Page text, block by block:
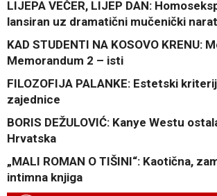
LIJEPA VEČER, LIJEP DAN:
lansiran uz dramatični mučenički
KAD STUDENTI NA KOSOVO KRENU:
Memorandum 2 – isti
FILOZOFIJA PALANKE: Estetski
zajednice
BORIS DEŽULOVIĆ: Kanye Westu
Hrvatska
„MALI ROMAN O TIŠINI“: Kaotična,
intimna knjiga